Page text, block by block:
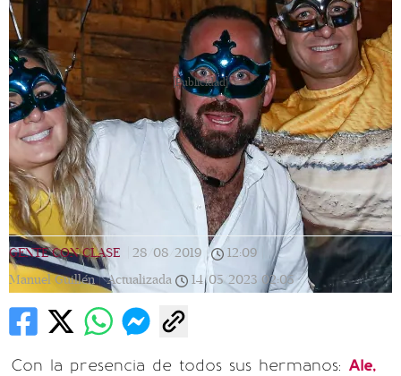
[Publicidad]
GENTE CON CLASE 28/08/2019 | 12:09
Manuel Guillén | Actualizada 14/05/2023 02:05
Con la presencia de todos sus hermanos: Ale,